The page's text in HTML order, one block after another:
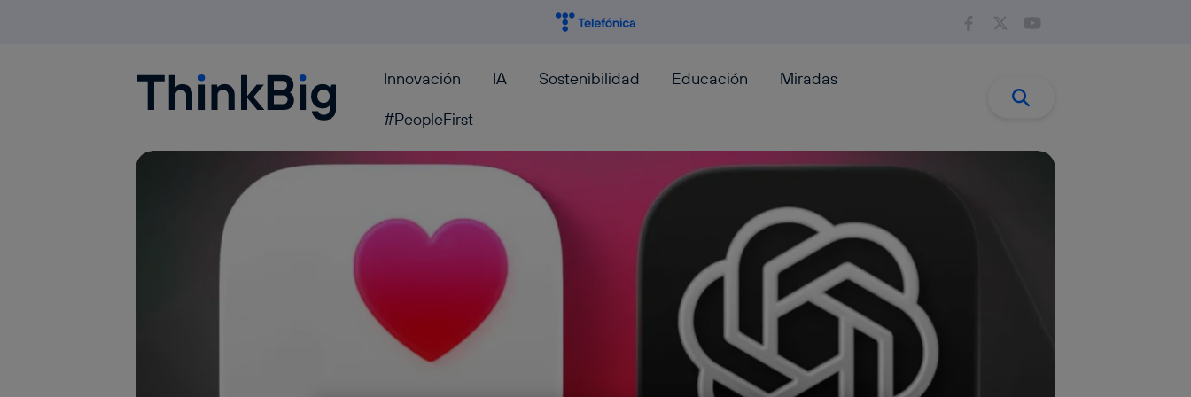
Blogthinkbig.com Innovación IA Sostenibilidad Educación
Miradas
#PeopleFirst
Buscar